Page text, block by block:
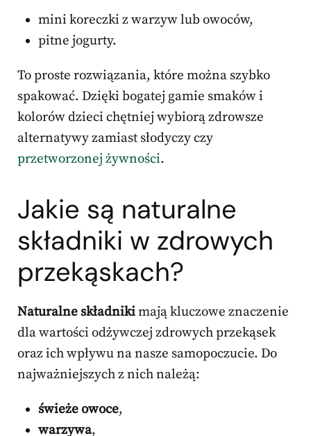
mini koreczki z warzyw lub owoców,
pitne jogurty.
To proste rozwiązania, które można szybko
spakować. Dzięki bogatej gamie smaków i
kolorów dzieci chętniej wybiorą zdrowsze
alternatywy zamiast słodyczy czy
przetworzonej żywności.
Jakie są naturalne
składniki w zdrowych
przekąskach?
Naturalne składnikimają kluczowe znaczenie
dla wartości odżywczej zdrowych przekąsek
oraz ich wpływu na nasze samopoczucie. Do
najważniejszych z nich należą:
świeże owoce,
warzywa,